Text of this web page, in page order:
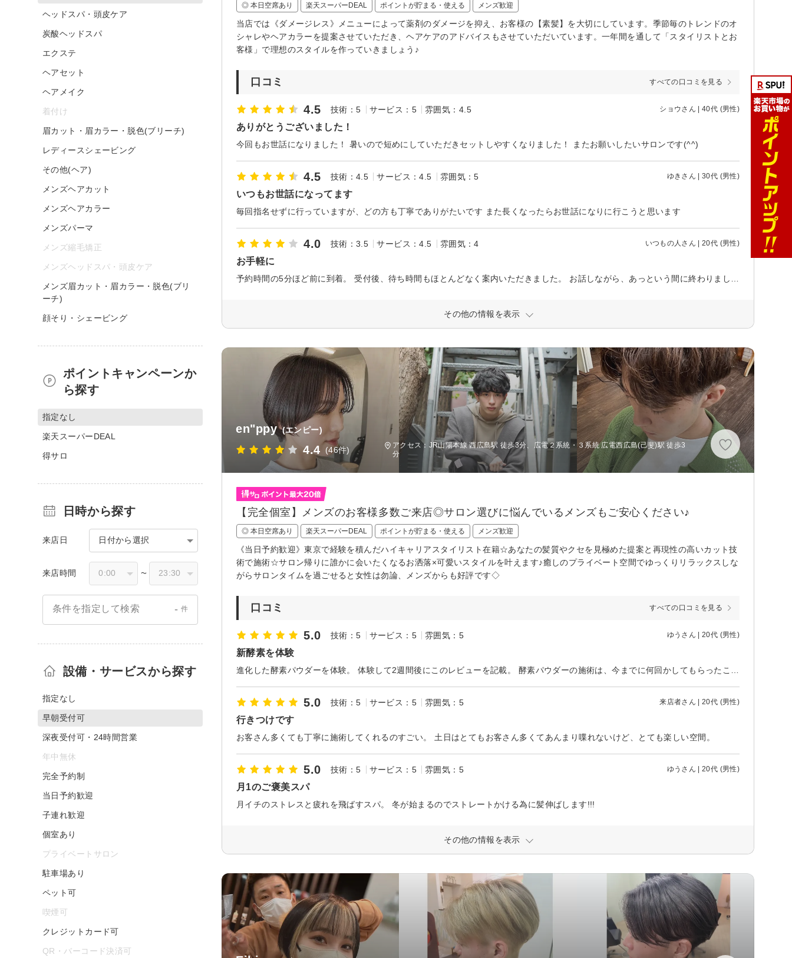
◎ 本日空席あり 楽天スーパーDEAL ポイントが貯まる・使える メンズ歓迎
当店では《ダメージレス》メニューによって薬剤のダメージを抑え、お客様の【素髪】を大切にしています。季節毎のトレンドのオ
シャレやヘアカラーを提案させていただき、ヘアケアのアドバイスもさせていただいています。一年間を通して「スタイリストとお
客様」で理想のスタイルを作っていきましょう♪
口コミ すべての口コミを見る
4.5 技術：5 サービス：5 雰囲気：4.5 ショウさん | 40代 (男性)
ありがとうございました！
今回もお世話になりました！ 暑いので短めにしていただきセットしやすくなりました！ またお願いしたいサロンです(^^)
4.5 技術：4.5 サービス：4.5 雰囲気：5 ゆきさん | 30代 (男性)
いつもお世話になってます
毎回指名せずに行っていますが、どの方も丁寧でありがたいです また長くなったらお世話になりに行こうと思います
4.0 技術：3.5 サービス：4.5 雰囲気：4 いつもの人さん | 20代 (男性)
お手軽に
その他の情報を表示
en"ppy (エンピー)
4.4 (46件)
アクセス：JR山陽本線 西広島駅 徒歩3分、広電２系統・３系統 広電西広島(己斐)駅 徒歩3
分
【完全個室】メンズのお客様多数ご来店◎サロン選びに悩んでいるメンズもご安心ください♪
◎ 本日空席あり 楽天スーパーDEAL ポイントが貯まる・使える メンズ歓迎
《当日予約歓迎》東京で経験を積んだハイキャリアスタイリスト在籍☆あなたの髪質やクセを見極めた提案と再現性の高いカット技
術で施術☆サロン帰りに誰かに会いたくなるお洒落×可愛いスタイルを叶えます♪癒しのプライベート空間でゆっくりリラックスしな
がらサロンタイムを過ごせると女性は勿論、メンズからも好評です◇
口コミ すべての口コミを見る
5.0 技術：5 サービス：5 雰囲気：5 ゆうさん | 20代 (男性)
新酵素を体験
5.0 技術：5 サービス：5 雰囲気：5 来店者さん | 20代 (男性)
行きつけです
お客さん多くても丁寧に施術してくれるのすごい。 土日はとてもお客さん多くてあんまり喋れないけど、とても楽しい空間。
5.0 技術：5 サービス：5 雰囲気：5 ゆうさん | 20代 (男性)
月1のご褒美スパ
月イチのストレスと疲れを飛ばすスパ。 冬が始まるのでストレートかける為に髪伸ばします!!!
その他の情報を表示
ヘッドスパ・頭皮ケア
炭酸ヘッドスパ
エクステ
ヘアセット
ヘアメイク
着付け
眉カット・眉カラー・脱色(ブリーチ)
レディースシェービング
その他(ヘア)
メンズヘアカット
メンズヘアカラー
メンズパーマ
メンズ縮毛矯正
メンズヘッドスパ・頭皮ケア
メンズ眉カット・眉カラー・脱色(ブリ
ーチ)
顔そり・シェービング
ポイントキャンペーンか
ら探す
指定なし
楽天スーパーDEAL
得サロ
日時から探す
来店日 日付から選択
来店時間 〜
条件を指定して検索 - 件
設備・サービスから探す
指定なし
早朝受付可
深夜受付可・24時間営業
年中無休
完全予約制
当日予約歓迎
子連れ歓迎
個室あり
プライベートサロン
駐車場あり
ペット可
喫煙可
クレジットカード可
QR・バーコード決済可